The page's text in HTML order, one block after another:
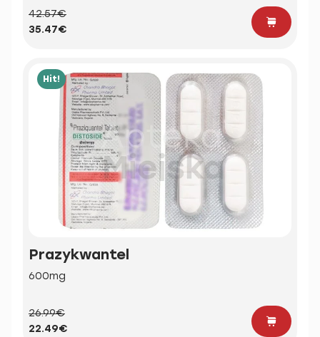
42.57€
35.47€
Hit!
Prazykwantel
600mg
26.99€
22.49€